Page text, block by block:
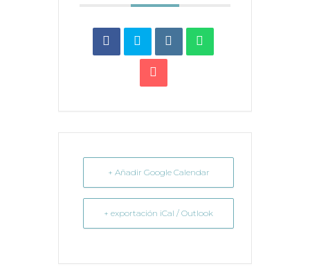
+ Añadir Google Calendar
+ exportación iCal / Outlook